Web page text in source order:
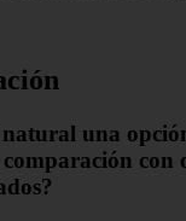
una
comparación con